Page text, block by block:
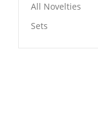
All Novelties
Sets